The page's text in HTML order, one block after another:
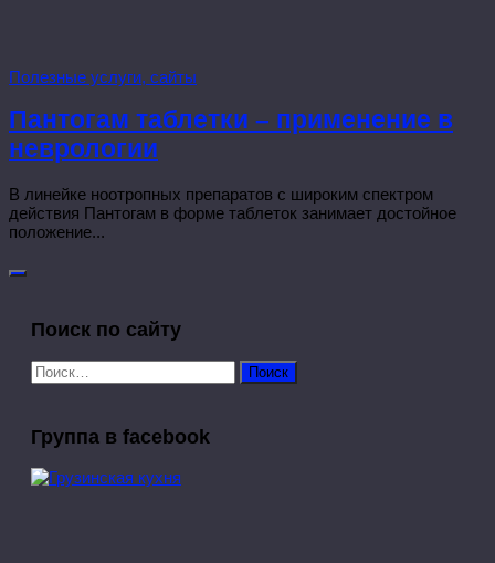
Полезные услуги, сайты
Пантогам таблетки – применение в
неврологии
В линейке ноотропных препаратов с широким спектром
действия Пантогам в форме таблеток занимает достойное
положение...
Поиск по сайту
Найти:
Группа в facebook